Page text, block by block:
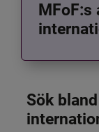
MFoF:s
Sök